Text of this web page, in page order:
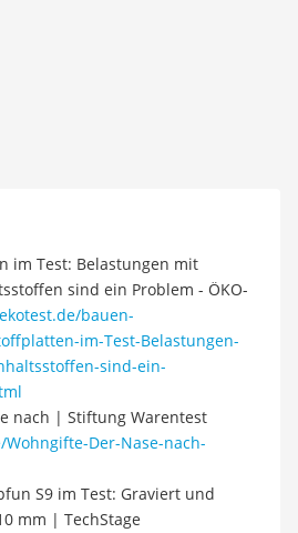
im Test: Belastungen mit
sind ein Problem - ÖKO-
bauen-
im-Test-Belastungen-
sind-ein-
nach | Stiftung Warentest
Der-Nase-nach-
S9 im Test: Graviert und
mm | TechStage